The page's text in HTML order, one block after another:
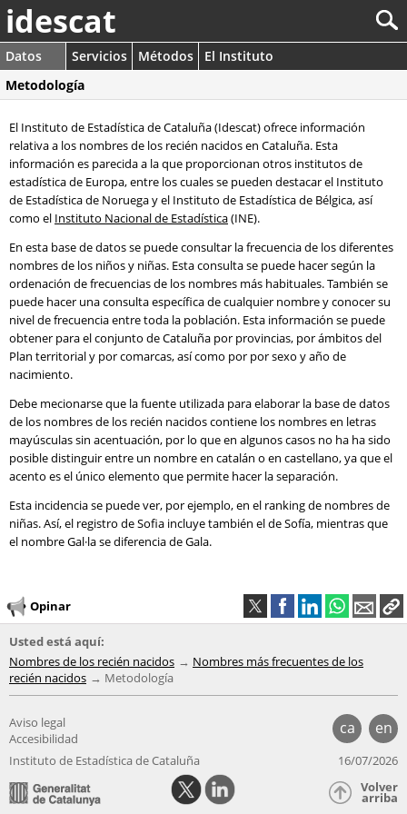
idescat
Datos Servicios Métodos
El Instituto
Metodología
El Instituto de Estadística de Cataluña (Idescat) ofrece información
relativa a los nombres de los recién nacidos en Cataluña. Esta
información es parecida a la que proporcionan otros institutos de
estadística de Europa, entre los cuales se pueden destacar el Instituto
de Estadística de Noruega y el Instituto de Estadística de Bélgica, así
como el Instituto Nacional de Estadística(INE).
En esta base de datos se puede consultar la frecuencia de los diferentes
nombres de los niños y niñas. Esta consulta se puede hacer según la
ordenación de frecuencias de los nombres más habituales. También se
puede hacer una consulta específica de cualquier nombre y conocer su
nivel de frecuencia entre toda la población. Esta información se puede
obtener para el conjunto de Cataluña por provincias, por ámbitos del
Plan territorial y por comarcas, así como por por sexo y año de
nacimiento.
Debe mecionarse que la fuente utilizada para elaborar la base de datos
de los nombres de los recién nacidos contiene los nombres en letras
mayúsculas sin acentuación, por lo que en algunos casos no ha ha sido
posible distinguir entre un nombre en catalán o en castellano, ya que el
acento es el único elemento que permite hacer la separación.
Esta incidencia se puede ver, por ejemplo, en el ranking de nombres de
niñas. Así, el registro de Sofia incluye también el de Sofía, mientras que
el nombre Gal·la se diferencia de Gala.
Opinar
Usted está aquí:
Nombres de los recién nacidos
Nombres más frecuentes de los
recién nacidos
Metodología
ca en
Aviso legal
Accesibilidad
Instituto de Estadística de Cataluña
16/07/2026
Volver
arriba